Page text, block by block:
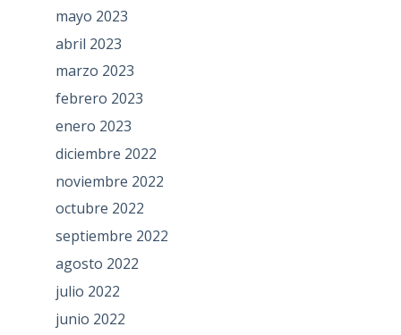
mayo 2023
abril 2023
marzo 2023
febrero 2023
enero 2023
diciembre 2022
noviembre 2022
octubre 2022
septiembre 2022
agosto 2022
julio 2022
junio 2022